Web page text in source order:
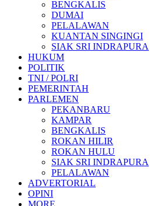
BENGKALIS
DUMAI
PELALAWAN
KUANTAN SINGINGI
SIAK SRI INDRAPURA
HUKUM
POLITIK
TNI / POLRI
PEMERINTAH
PARLEMEN
PEKANBARU
KAMPAR
BENGKALIS
ROKAN HILIR
ROKAN HULU
SIAK SRI INDRAPURA
PELALAWAN
ADVERTORIAL
OPINI
MORE